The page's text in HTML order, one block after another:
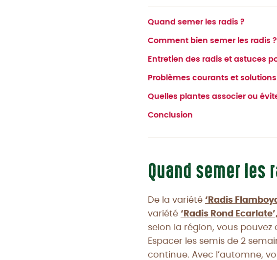
Quand semer les radis ?
Comment bien semer les radis ?
Entretien des radis et astuces
Problèmes courants et solutions
Quelles plantes associer ou
Conclusion
Quand semer les
De la variété ‘Radis
variété ‘Radis Rond
selon la région, vous
Espacer les semis de 2
continue. Avec l’automne,